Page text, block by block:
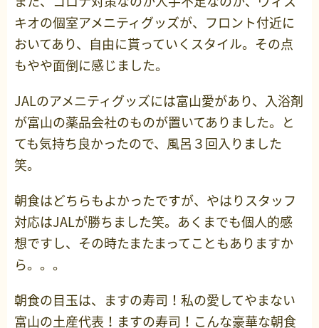
キオの個室アメニティグッズが、フロント付近に
おいてあり、自由に貰っていくスタイル。その点
もやや面倒に感じました。
JALのアメニティグッズには富山愛があり、入浴剤
が富山の薬品会社のものが置いてありました。と
ても気持ち良かったので、風呂３回入りました
笑。
朝食はどちらもよかったですが、やはりスタッフ
対応はJALが勝ちました笑。あくまでも個人的感
想ですし、その時たまたまってこともありますか
ら。。。
朝食の目玉は、ますの寿司！私の愛してやまない
富山の土産代表！ますの寿司！こんな豪華な朝食